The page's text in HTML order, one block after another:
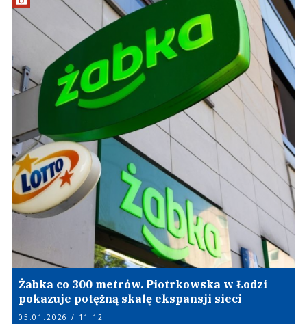
Żabka co 300 metrów. Piotrkowska w Łodzi
pokazuje potężną skalę ekspansji sieci
05.01.2026 / 11:12